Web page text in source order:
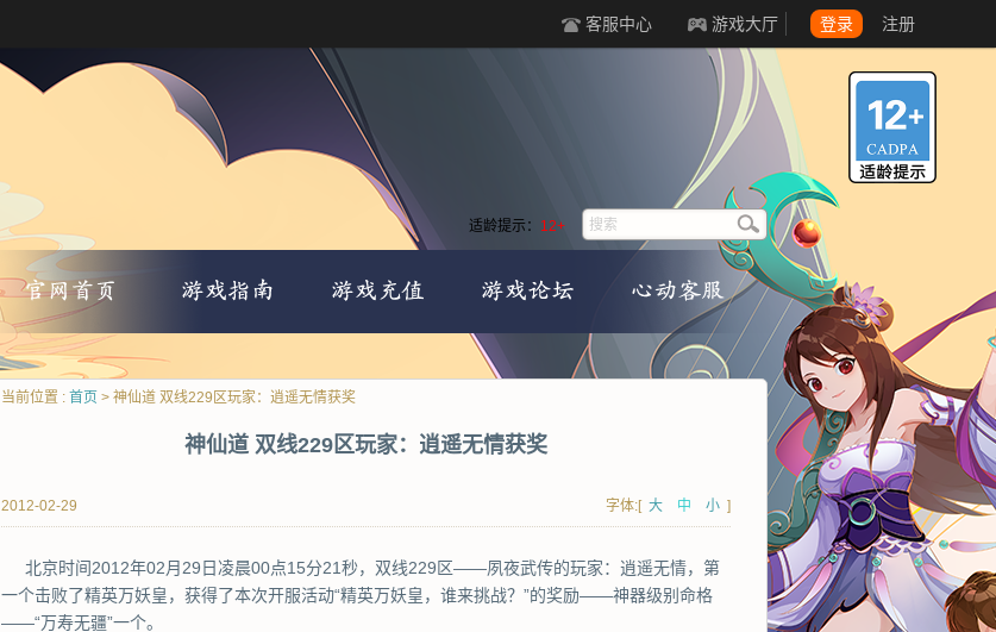
客服中心 游戏大厅 登录 注册
适龄提示： 12+
当前位置 : 首页 > 神仙道 双线229区玩家：逍遥无情获奖
神仙道 双线229区玩家：逍遥无情获奖
2012-02-29 字体:[ 大 中 小 ]
北京时间2012年02月29日凌晨00点15分21秒，双线229区——夙夜武传的玩家：逍遥无情，第
一个击败了精英万妖皇，获得了本次开服活动“精英万妖皇，谁来挑战？”的奖励——神器级别命格
——“万寿无疆”一个。